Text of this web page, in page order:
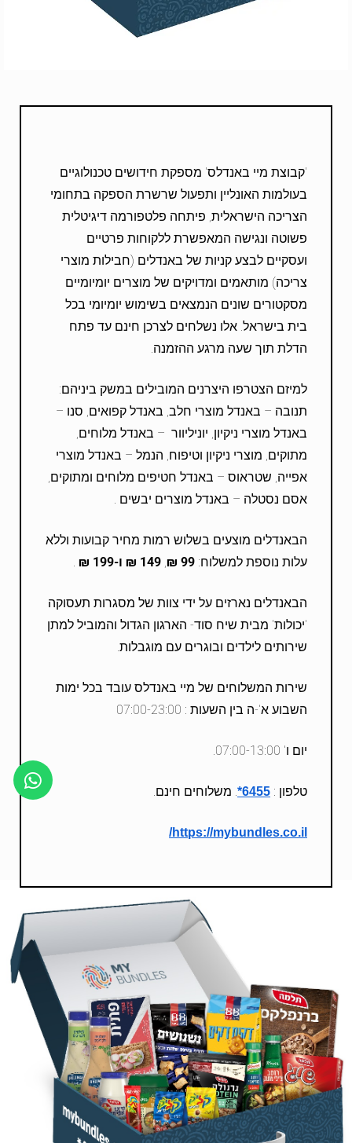
'קבוצת מיי באנדלס' מספקת חידושים טכנולוגיים
בעולמות האונליין ותפעול שרשרת הספקה בתחומי
הצריכה הישראלית, פיתחה פלטפורמה דיגיטלית
פשוטה ונגישה המאפשרת ללקוחות פרטיים
ועסקיים לבצע קניות של באנדלים (חבילות מוצרי
צריכה) מותאמים ומדויקים של מוצרים יומיומיים
מסקטורים שונים הנמצאים בשימוש יומיומי בכל
בית בישראל. אלו נשלחים לצרכן חינם עד פתח
הדלת תוך שעה מרגע ההזמנה.
למיזם הצטרפו היצרנים המובילים במשק ביניהם:
תנובה – באנדל מוצרי חלב, באנדל קפואים, סנו –
באנדל מוצרי ניקיון, יוניליוור – באנדל מלוחים,
מתוקים, מוצרי ניקיון וטיפוח, הנמל – באנדל מוצרי
אפייה, שטראוס – באנדל חטיפים מלוחים ומתוקים,
אסם נסטלה – באנדל מוצרים יבשים .
הבאנדלים מוצעים בשלוש רמות מחיר קבועות וללא
עלות נוספת למשלוח: 99 ₪
, 149 ₪ ו-199 ₪ .
הבאנדלים נארזים על ידי צוות של מסגרות תעסוקה
'יכולות' מבית שיח סוד- הארגון הגדול והמוביל למתן
שירותים לילדים ובוגרים עם מוגבלות.
שירות המשלוחים של מיי באנדלס עובד בכל ימות
השבוע א'-ה בין השעות : 07:00-23:00
יום ו' 07:00-13:00.
טלפון : 6455* . משלוחים חינם.
https://mybundles.co.il/